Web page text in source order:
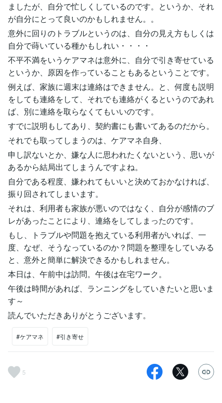
ましたが、自分で忙しくしているのです。というか、それ
が自分にとって良いのかもしれません。。
意外に回りのトラブルというのは、自分の見え方もしくは
自分で蒔いている種かもしれい・・・・
不平不満をいうケアマネは意外に、自分で引き寄せている
というか、原因を作っていることもあるということです。
例えば、家族に週末は連絡はできません。と、何度も説明
をしても連絡をして、それでも連絡がくるというのであれ
ば、別に連絡を取らなくてもいいのです。
すでに説明もしてあり、契約書にも書いてあるのだから。
それでも取ってしまうのは、ケアマネ自身、
申し訳ないとか、嫌な人に思われたくないという、思いが
あるから結局出てしまうんですよね。
自分である程度、嫌われてもいいと決めておかなければ、
振り回されてしまいます。
それは、利用者も家族が悪いのではなく、自分が感情のブ
レがあったことにより、連絡をしてしまったのです。
もし、トラブルや問題を抱えている利用者がいれば、一
度、なぜ、そうなっているのか？問題を整理をしていみる
と、意外と簡単に解決できるかもしれません。
本日は、午前中は訪問。午後は在宅ワーク。
午後は時間があれば、ランニングをしていきたいと思いま
す～
読んでいただきありがとうございます。
#ケアマネ #引き寄せ
5